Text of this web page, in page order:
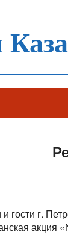
гости г.
акция